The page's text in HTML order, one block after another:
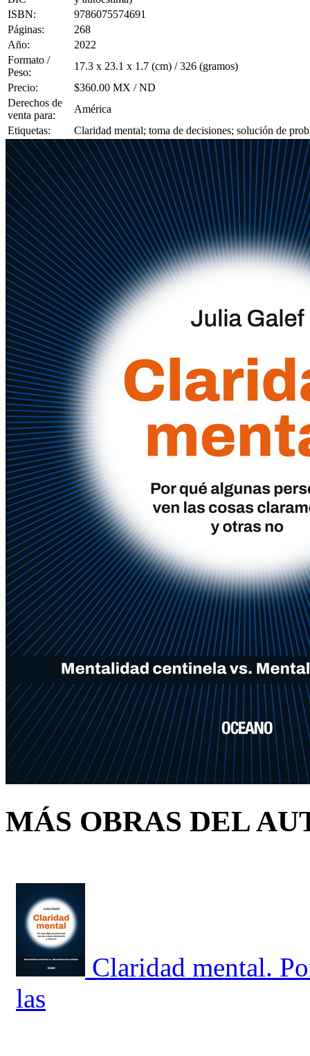
ISBN:
9786075574691
Páginas:
268
Año:
2022
Formato /
Peso:
17.3 x 23.1 x 1.7 (cm) / 326 (gramos)
Precio:
$360.00 MX / ND
Derechos de
venta para:
América
Etiquetas:
Claridad mental; toma de decisiones; solución de
MÁS OBRAS DEL
Claridad mental.
las